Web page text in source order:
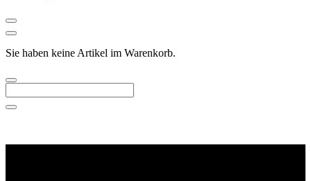
Sie haben keine Artikel im Warenkorb.